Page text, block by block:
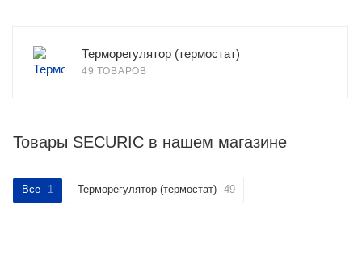
Терморегулятор (термостат)
49 ТОВАРОВ
Товары SECURIC в нашем магазине
Все 1 Терморегулятор (термостат) 49